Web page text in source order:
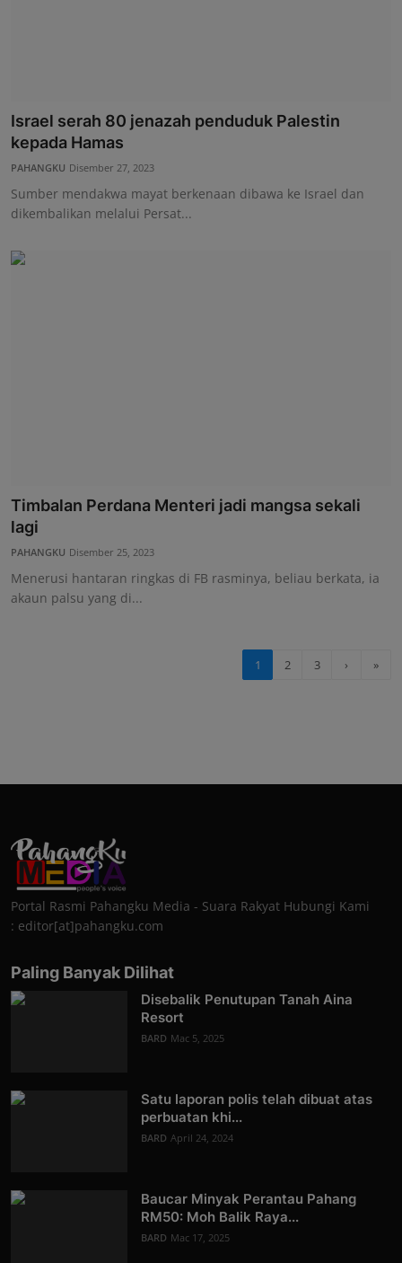
Israel serah 80 jenazah penduduk Palestin
kepada Hamas
PAHANGKU Disember 27, 2023
Sumber mendakwa mayat berkenaan dibawa ke Israel dan
dikembalikan melalui Persat...
Timbalan Perdana Menteri jadi mangsa sekali
lagi
PAHANGKU Disember 25, 2023
Menerusi hantaran ringkas di FB rasminya, beliau berkata, ia
akaun palsu yang di...
1 2 3 › »
Portal Rasmi Pahangku Media - Suara Rakyat Hubungi Kami
: editor[at]pahangku.com
Paling Banyak Dilihat
Disebalik Penutupan Tanah Aina
Resort
BARD Mac 5, 2025
Satu laporan polis telah dibuat atas
perbuatan khi...
BARD April 24, 2024
Baucar Minyak Perantau Pahang
RM50: Moh Balik Raya...
BARD Mac 17, 2025